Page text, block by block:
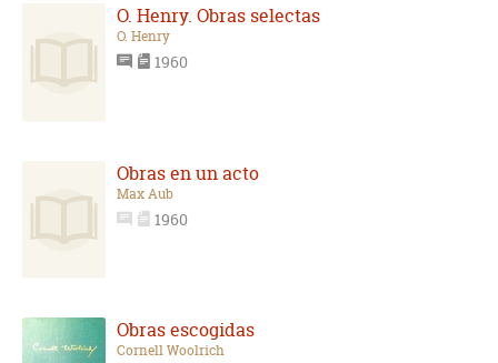
O. Henry. Obras selectas
O. Henry
1960
Obras en un acto
Max Aub
1960
Obras escogidas
Cornell Woolrich